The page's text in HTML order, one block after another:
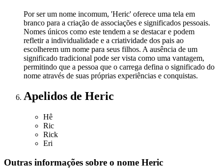
Por ser um nome incomum, 'Heric' oferece uma tela em
branco para a criação de associações e significados pessoais.
Nomes únicos como este tendem a se destacar e podem
refletir a individualidade e a criatividade dos pais ao
escolherem um nome para seus filhos. A ausência de um
significado tradicional pode ser vista como uma vantagem,
permitindo que a pessoa que o carrega defina o significado do
nome através de suas próprias experiências e conquistas.
Apelidos de Heric
Hê
Ric
Rick
Eri
Outras informações sobre o nome Heric